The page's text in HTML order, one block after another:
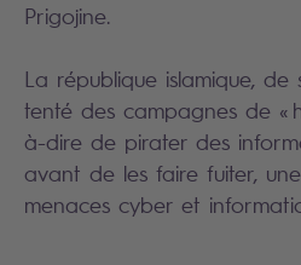
Prigojine.
La république islamique, de
tenté des campagnes de «
à-dire de pirater des
avant de les faire fuiter,
menaces cyber et